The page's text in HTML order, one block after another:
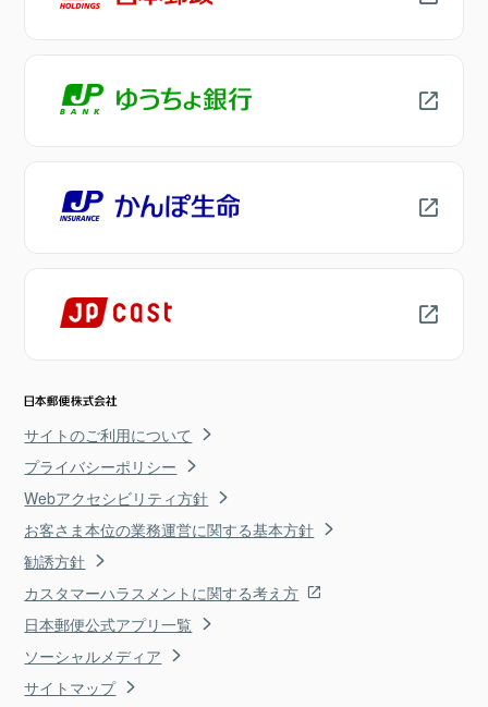
サイトのご利用について
プライバシーポリシー
Webアクセシビリティ方針
お客さま本位の業務運営に関する基本方針
勧誘方針
カスタマーハラスメントに関する考え方
日本郵便公式アプリ一覧
ソーシャルメディア
サイトマップ